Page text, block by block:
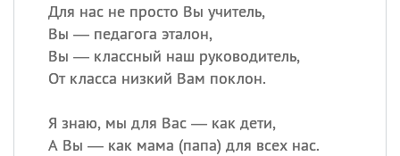
Для нас не просто Вы учитель,
Вы — педагога эталон,
Вы — классный наш руководитель,
От класса низкий Вам поклон.
Я знаю, мы для Вас — как дети,
А Вы — как мама (папа) для всех нас.